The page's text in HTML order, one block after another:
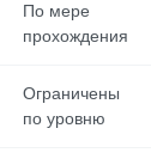
По мере
прохождения
Ограничены
по уровню